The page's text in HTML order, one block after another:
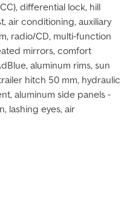
differential lock, hill
air conditioning, auxiliary
radio/CD, multi-function
mirrors, comfort
aluminum rims, sun
hitch 50 mm, hydraulic
aluminum side panels -
lashing eyes, air